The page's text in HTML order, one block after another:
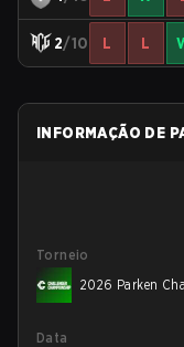
2/10 L L
INFORMAÇÃO DE
Torneio
2026 Parken
Data